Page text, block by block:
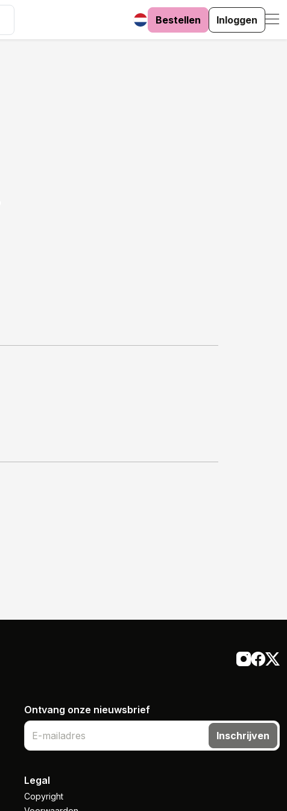
Bestellen Inloggen
Ontvang onze nieuwsbrief
Inschrijven
Legal
Copyright